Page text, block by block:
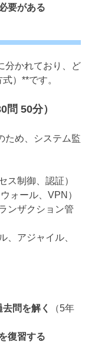
要がある
かれており、ど
）**です。
50分）
ため、システム監
ス制御、認証）
ォール、VPN）
ンザクション管
、アジャイル、
問を解く
（5年
復習する